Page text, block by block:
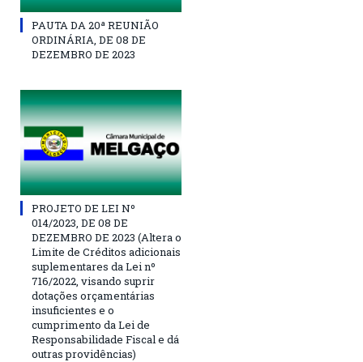
PAUTA DA 20ª REUNIÃO
ORDINÁRIA, DE 08 DE
DEZEMBRO DE 2023
PROJETO DE LEI Nº
014/2023, DE 08 DE
DEZEMBRO DE 2023 (Altera o
Limite de Créditos adicionais
suplementares da Lei nº
716/2022, visando suprir
dotações orçamentárias
insuficientes e o
cumprimento da Lei de
Responsabilidade Fiscal e dá
outras providências)